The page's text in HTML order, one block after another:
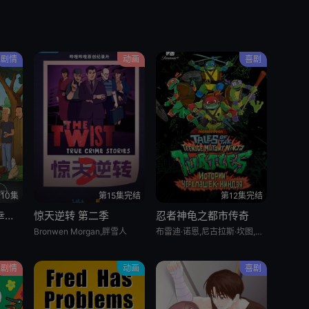
剧情
集
乡巴佬希尔一家的幸福生活 第十五季
动画
第15集完结
惊天逆转 第二季
Bronwen Morgan,胖雪人
喜剧
第12集完结
忍者神龟之都市传奇
布雷迪·诺恩,尼古拉斯·坎图,迈克·艾贝,小肖恩·布朗,阿尤·艾德维利
剧情 动画 喜剧